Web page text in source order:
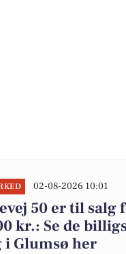
02-08-2026 10:01
50 er til salg
kr.: Se de
i Glumsø her